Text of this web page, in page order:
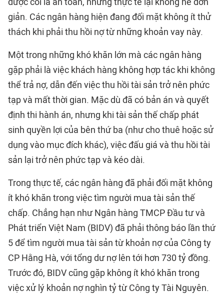
giản. Các ngân hàng hiện đang đối mặt không ít thử
thách khi phải thu hồi nợ từ những khoản vay này.
Một trong những khó khăn lớn mà các ngân hàng
gặp phải là việc khách hàng không hợp tác khi không
thể trả nợ, dẫn đến việc thu hồi tài sản trở nên phức
tạp và mất thời gian. Mặc dù đã có bản án và quyết
định thi hành án, nhưng khi tài sản thế chấp phát
sinh quyền lợi của bên thứ ba (như cho thuê hoặc sử
dụng vào mục đích khác), việc đấu giá và thu hồi tài
sản lại trở nên phức tạp và kéo dài.
Trong thực tế, các ngân hàng đã phải đối mặt không
ít khó khăn trong việc tìm người mua tài sản thế
chấp. Chẳng hạn như Ngân hàng TMCP Đầu tư và
Phát triển Việt Nam (BIDV) đã phải thông báo lần thứ
5 để tìm người mua tài sản từ khoản nợ của Công ty
CP Hằng Hà, với tổng dư nợ lên tới hơn 730 tỷ đồng.
Trước đó, BIDV cũng gặp không ít khó khăn trong
việc xử lý khoản nợ nghìn tỷ từ Công ty Tài Nguyên.